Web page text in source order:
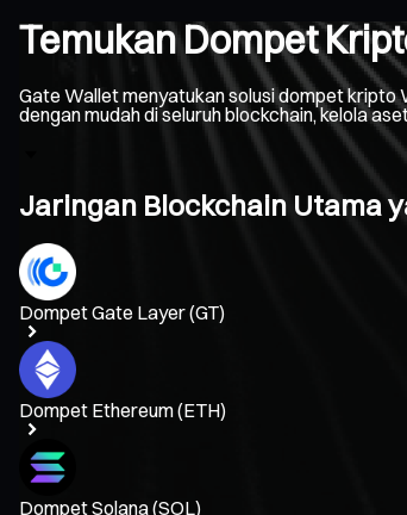
Temukan Dompet
Gate Wallet menyatukan solusi dompet kripto
dengan mudah di seluruh blockchain, kelola
Jaringan Blockchain Utama
Dompet Gate Layer (GT)
Dompet Ethereum (ETH)
Dompet Solana (SOL)